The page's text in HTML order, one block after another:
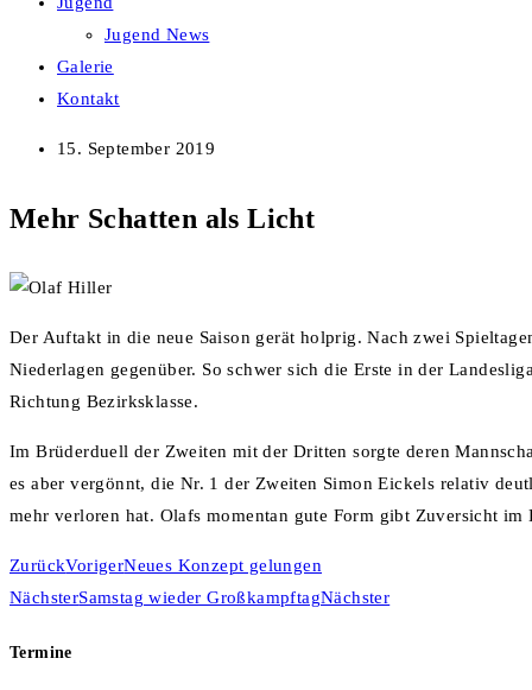
Jugend News
Galerie
Kontakt
15. September 2019
Mehr Schatten als Licht
Der Auftakt in die neue Saison gerät holprig. Nach zwei
Niederlagen gegenüber. So schwer sich die Erste in der
Richtung Bezirksklasse.
Im Brüderduell der Zweiten mit der Dritten sorgte deren
es aber vergönnt, die Nr. 1 der Zweiten Simon Eickels relativ
mehr verloren hat. Olafs momentan gute Form gibt Zuversicht
ZurückVorigerNeues Konzept gelungen
NächsterSamstag wieder GroßkampftagNächster
Termine